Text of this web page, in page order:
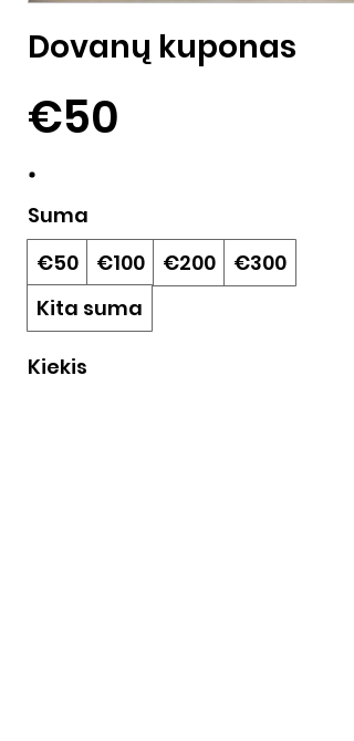
Dovanų kuponas
€50
Suma
€50
€100 €200
€300
Kita suma
Kiekis